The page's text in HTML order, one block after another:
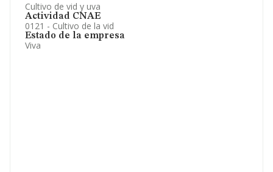
Cultivo de vid y uva
Actividad CNAE
0121 - Cultivo de la vid
Estado de la empresa
Viva